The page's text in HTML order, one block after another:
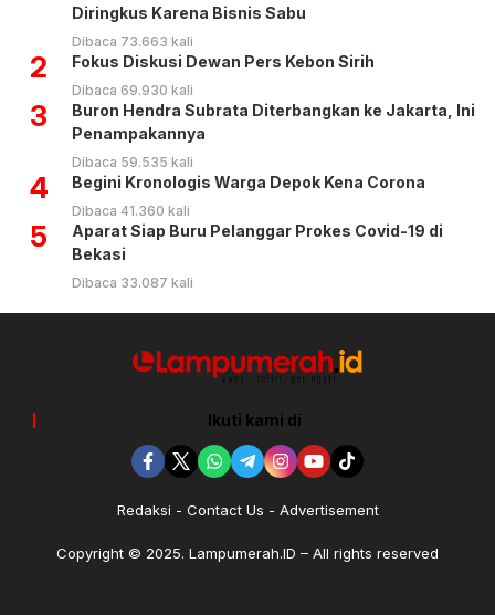
Diringkus Karena Bisnis Sabu
Dibaca 73.663 kali
2 Fokus Diskusi Dewan Pers Kebon Sirih
Dibaca 69.930 kali
3
Buron Hendra Subrata Diterbangkan ke Jakarta, Ini
Penampakannya
Dibaca 59.535 kali
4 Begini Kronologis Warga Depok Kena Corona
Dibaca 41.360 kali
5
Aparat Siap Buru Pelanggar Prokes Covid-19 di
Bekasi
Dibaca 33.087 kali
Ikuti kami di
Redaksi Contact Us Advertisement
Copyright © 2025. Lampumerah.ID – All rights reserved